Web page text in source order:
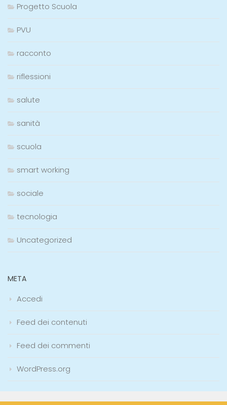
Progetto Scuola
PVU
racconto
riflessioni
salute
sanità
scuola
smart working
sociale
tecnologia
Uncategorized
META
Accedi
Feed dei contenuti
Feed dei commenti
WordPress.org